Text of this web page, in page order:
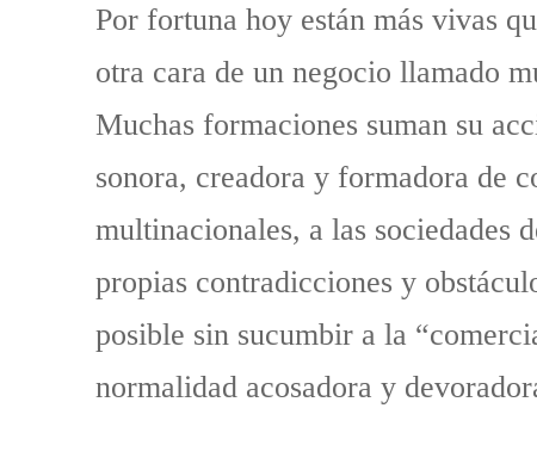
Por fortuna hoy están más vivas
otra cara de un negocio llamado
Muchas formaciones suman su
sonora, creadora y formadora de
multinacionales, a las sociedades
propias contradicciones y
posible sin sucumbir a la
normalidad acosadora y